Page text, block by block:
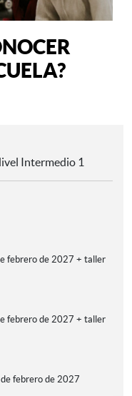
Intermedio 1
febrero de 2027 + taller
febrero de 2027 + taller
febrero de 2027